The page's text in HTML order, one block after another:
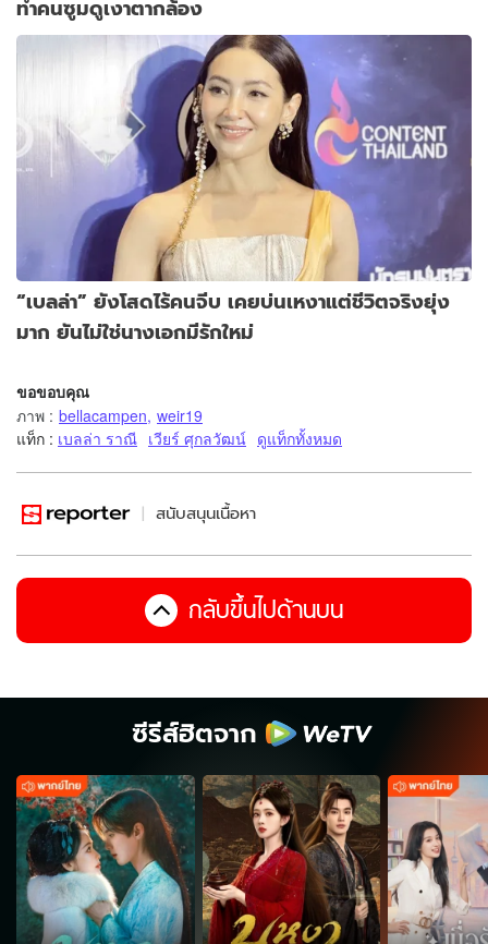
ทำคนซูมดูเงาตากล้อง
“เบลล่า” ยังโสดไร้คนจีบ เคยบ่นเหงาแต่ชีวิตจริงยุ่ง
มาก ยันไม่ใช่นางเอกมีรักใหม่
ขอขอบคุณ
ภาพ : bellacampen, weir19
แท็ก : เบลล่า ราณี เวียร์ ศุกลวัฒน์ ดูแท็กทั้งหมด
สนับสนุนเนื้อหา
กลับขึ้นไปด้านบน
ซีรีส์ฮิตจาก